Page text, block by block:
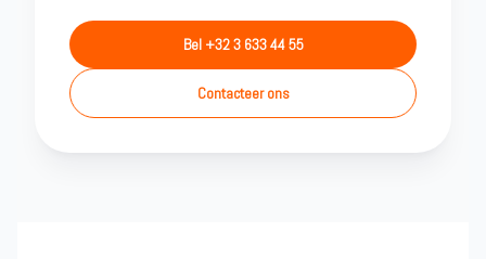
Bel +32 3 633 44 55
Contacteer ons